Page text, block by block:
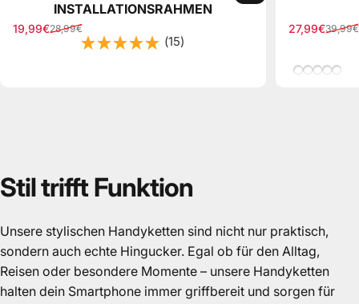
INSTALLATIONSRAHMEN
Verkaufspreis
19,99€
Normaler Preis
28,99€
(15)
27,99€
Normaler39,99€
Leo/Beige/
StiltrifftFunktion
Unsere stylischen Handyketten sind nicht nur praktisch,
sondern auch echte Hingucker. Egal ob für den Alltag,
Reisen oder besondere Momente – unsere Handyketten
halten dein Smartphone immer griffbereit und sorgen für